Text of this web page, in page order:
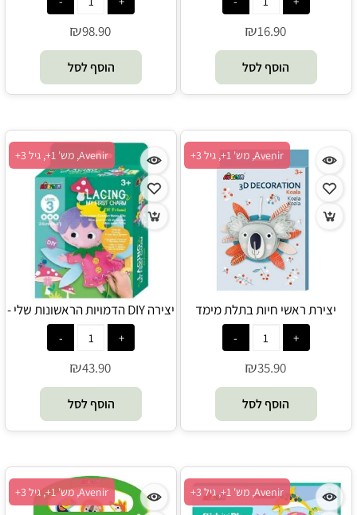
₪16.90
הוסף לסל
₪98.90
הוסף לסל
Avenir, מש' 1+, גיל 3+
יצירת ראשי חיות בתלת מימד
קואלה - Avenir
₪35.90
הוסף לסל
Avenir, מש' 1+, גיל 3+
יצירה DIY הדמויות הראשונות שלי -
אלף - משחילים שרוכים ויוצרים -
Avenir
₪43.90
הוסף לסל
Avenir, מש' 1+, גיל 3+ Avenir, מש' 1+, גיל 3+